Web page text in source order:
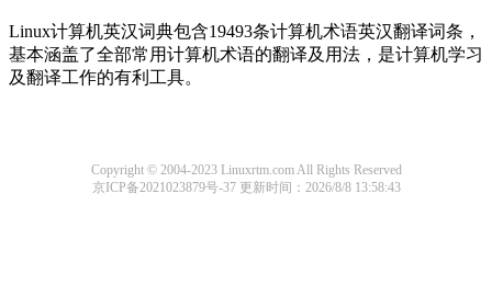
Linux计算机英汉词典包含19493条计算机术语英汉翻译词条，
基本涵盖了全部常用计算机术语的翻译及用法，是计算机学习
及翻译工作的有利工具。
Copyright © 2004-2023 Linuxrtm.com All Rights Reserved
京ICP备2021023879号-37更新时间：2026/8/8 13:58:43